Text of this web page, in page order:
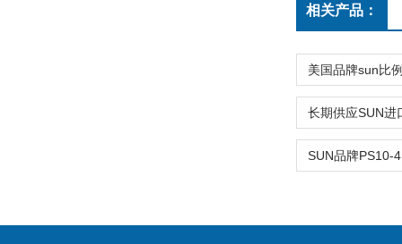
相关产品：